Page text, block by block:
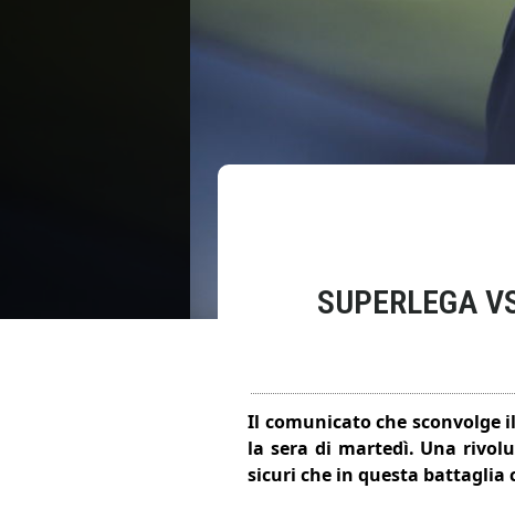
SUPERLEGA
Il comunicato che sconvolge
la sera di martedì. Una
sicuri che in questa battaglia